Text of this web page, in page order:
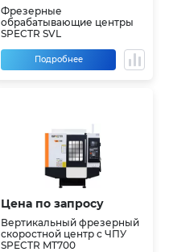
Фрезерные
обрабатывающие центры
SPECTR SVL
Подробнее
Цена по запросу
Вертикальный фрезерный
скоростной центр с ЧПУ
SPECTR MT700